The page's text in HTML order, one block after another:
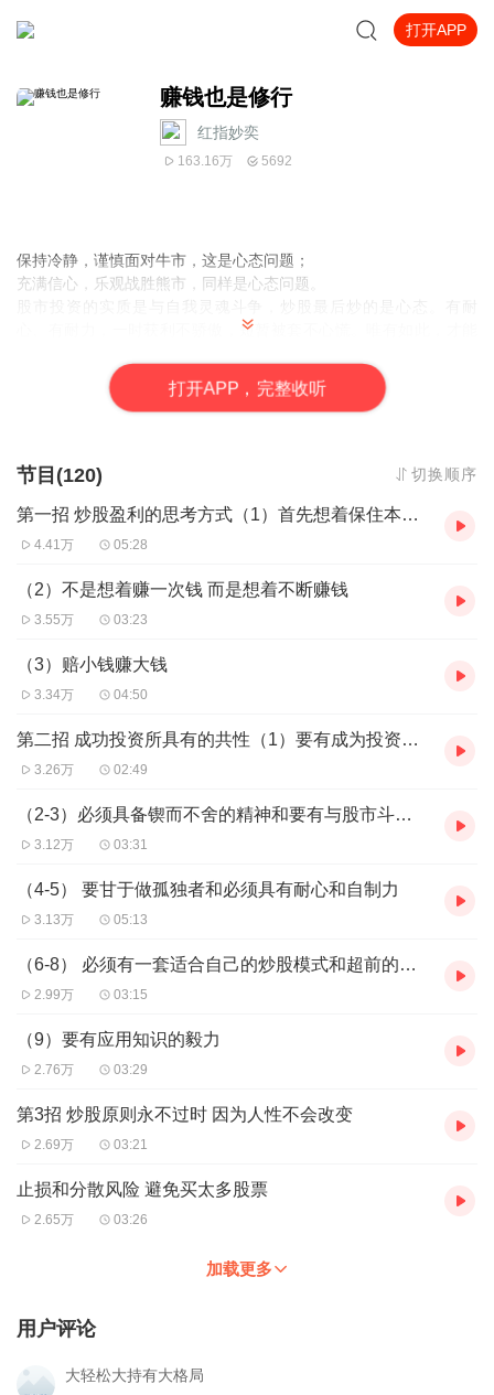
打开APP
赚钱也是修行
红指妙奕
163.16万 5692
保持冷静，谨慎面对牛市，这是心态问题；
充满信心，乐观战胜熊市，同样是心态问题。
心、有耐力，一时获利不骄傲，短暂被套不心慌。唯有如此，才能
高手的终极较量并非是投资技巧，而是心理控制。
谁能成功战胜心魔，克服人性弱点，谁就是最后的英雄。
行了两本系列畅销书《金品战法之箱体大突破》、《金品战法之箱
战经验。
打开APP，完整收听
节目(120) 切换顺序
第一招 炒股盈利的思考方式（1）首先想着保住本金 然后在想着盈利
4.41万 05:28
（2）不是想着赚一次钱 而是想着不断赚钱
3.55万 03:23
（3）赔小钱赚大钱
3.34万 04:50
第二招 成功投资所具有的共性（1）要有成为投资专家的欲望
3.26万 02:49
（2-3）必须具备锲而不舍的精神和要有与股市斗的气派
3.12万 03:31
（4-5） 要甘于做孤独者和必须具有耐心和自制力
3.13万 05:13
（6-8） 必须有一套适合自己的炒股模式和超前的想象力及对未来的判断
2.99万 03:15
（9）要有应用知识的毅力
2.76万 03:29
第3招 炒股原则永不过时 因为人性不会改变
2.69万 03:21
止损和分散风险 避免买太多股票
2.65万 03:26
加载更多
用户评论
大轻松大持有大格局